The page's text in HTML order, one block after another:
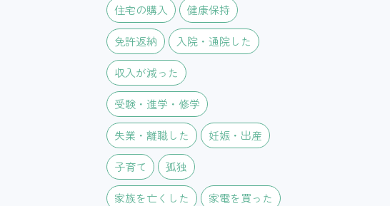
住宅の購入 健康保持
免許返納 入院・通院した
収入が減った
受験・進学・修学
失業・離職した 妊娠・出産
子育て 孤独
家族を亡くした 家電を買った